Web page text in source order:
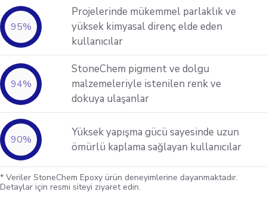
95%
Projelerinde mükemmel parlaklık ve
yüksek kimyasal direnç elde eden
kullanıcılar
94%
StoneChem pigment ve dolgu
malzemeleriyle istenilen renk ve
dokuya ulaşanlar
90%
Yüksek yapışma gücü sayesinde uzun
ömürlü kaplama sağlayan kullanıcılar
* Veriler StoneChem Epoxy ürün deneyimlerine dayanmaktadır.
Detaylar için resmi siteyi ziyaret edin.